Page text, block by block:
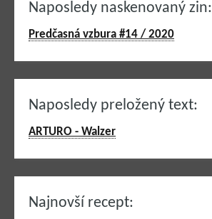
Naposledy naskenovaný zin:
Predčasná vzbura #14 / 2020
Naposledy preložený text:
ARTURO - Walzer
Najnovší recept: